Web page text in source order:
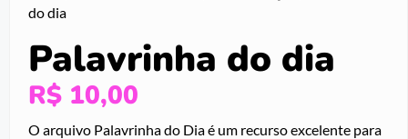
do dia
Palavrinha do dia
R$ 10,00
O arquivo Palavrinha do Dia é um recurso excelente para